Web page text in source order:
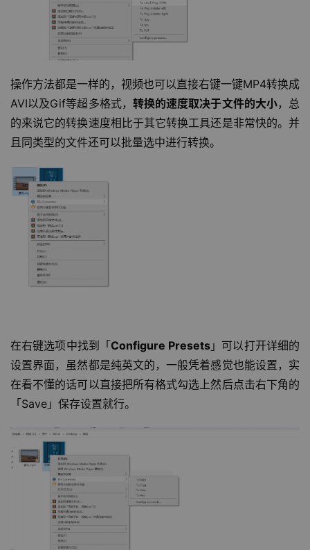
操作方法都是一样的，视频也可以直接右键一键MP4转换成
AVI以及Gif等超多格式， 转换的速度取决于文件的大小，总
的来说它的转换速度相比于其它转换工具还是非常快的。并
且同类型的文件还可以批量选中进行转换。
在右键选项中找到「 Configure Presets 」可以打开详细的
设置界面，虽然都是纯英文的，一般凭着感觉也能设置，实
在看不懂的话可以直接把所有格式勾选上然后点击右下角的
「Save」保存设置就行。